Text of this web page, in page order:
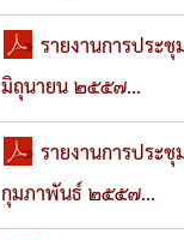
» รายงานการปร
มิถุนายน ๒๕๕๗...
» รายงานการปร
กุมภาพันธ์ ๒๕๕๗...